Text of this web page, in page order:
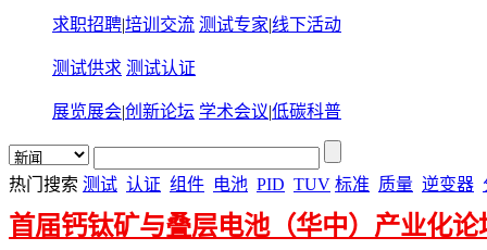
求职招聘|培训交流 测试专家|线下活动
测试供求 测试认证
展览展会|创新论坛 学术会议|低碳科普
热门搜索 测试 认证 组件 电池 PID TUV 标准 质量 逆变器
首届钙钛矿与叠层电池（华中）产业化论